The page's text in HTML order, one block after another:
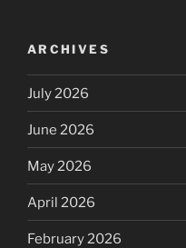
ARCHIVES
July 2026
June 2026
May 2026
April 2026
February 2026